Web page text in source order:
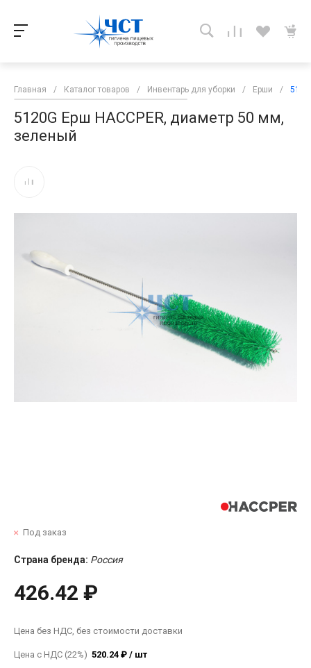
Главная / Каталог товаров / Инвентарь для уборки / Ерши /
5120G Ерш HACCPER, диаметр 50 мм,
зеленый
Под заказ
Страна бренда: Россия
426.42 ₽
Цена без НДС, без стоимости доставки
Цена с НДС (22%) 520.24 ₽ / шт